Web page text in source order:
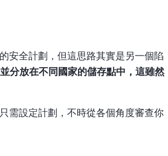
安全計劃，但這思路其實是另一個陷
分放在不同國家的儲存點中，這雖然
需設定計劃，不時從各個角度審查你